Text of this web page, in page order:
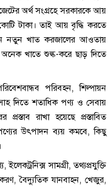
অর্থ সংগ্রহে সরকারকে আয়
টাকা। তাই আয় বৃদ্ধি করতে
নতুন খাত করজালের আওতায়
খাতে শুল্ক-করে ছাড় দিতে
পরিবহন, শিল্পায়ন
দিতে শতাধিক পণ্য ও সেবায়
রাখা হয়েছে প্রস্তাবিত
উৎপাদন ব্যয় কমবে, কিছু
সামগ্রী, তথ্যপ্রযুক্তি
বৈদ্যুতিক যানবাহন, খেজুর,